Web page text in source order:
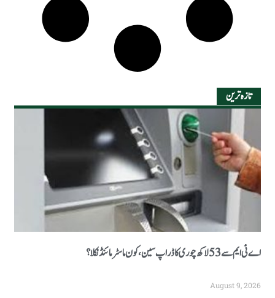
تازہ ترین
اے ٹی ایم سے 53 لاکھ چوری کا ڈراپ سین، کون ماسٹر مائنڈ نکلا؟
August 9, 2026